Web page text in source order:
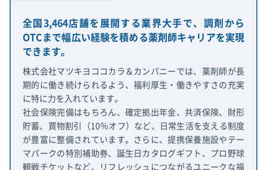
全国3,464店舗を展開する業界大手で、調剤から
OTCまで幅広い経験を積める薬剤師キャリアを実現
できます。
株式会社マツキヨココカラ＆カンパニーでは、薬剤師が長
期的に働き続けられるよう、福利厚生・働きやすさの充実
に特に力を入れています。
社会保険完備はもちろん、確定拠出年金、共済保険、財形
貯蓄、買物割引（10％オフ）など、日常生活を支える制度
が豊富に整備されています。さらに、提携保養施設やテー
マパークの特別補助券、誕生日カタログギフト、プロ野球
観戦チケットなど、リフレッシュにつながるユニークな福